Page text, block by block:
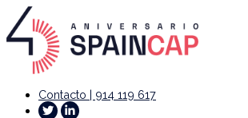
Contacto | 914 119 617